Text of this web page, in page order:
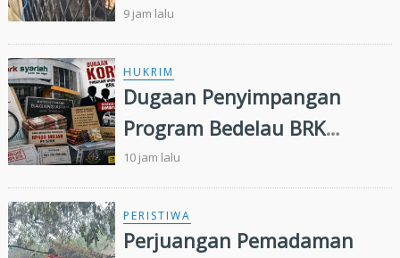
Lakukan Identifikasi
9 jam lalu
HUKRIM
Dugaan Penyimpangan
Program Bedelau BRK
Syariah, LSM Minta Kejati
Riau Periksa Direksi
10 jam lalu
PERISTIWA
Perjuangan Pemadaman